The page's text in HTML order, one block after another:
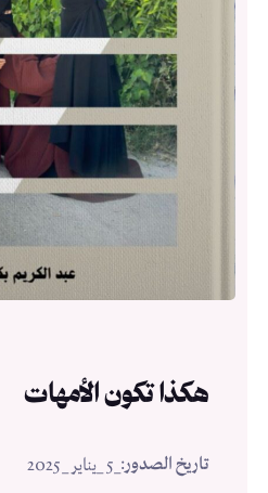
هكذا تكون الأمهات
تاريخ الصدور: